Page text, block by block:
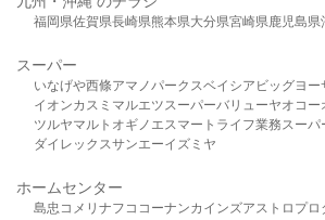
福岡県佐賀県長崎県熊本県大分県宮崎県鹿児島県
スーパー
いなげや西條アマノパークスベイシア ビッグヨー
イオンカスミ マルエツスーパーバリューヤオコー
ツルヤマルト オギノ エスマート ライフ業務スーパ
ダイレックスサンエーイズミヤ
ホームセンター
島忠 コメリ ナフコ コーナンカインズアストロプロ